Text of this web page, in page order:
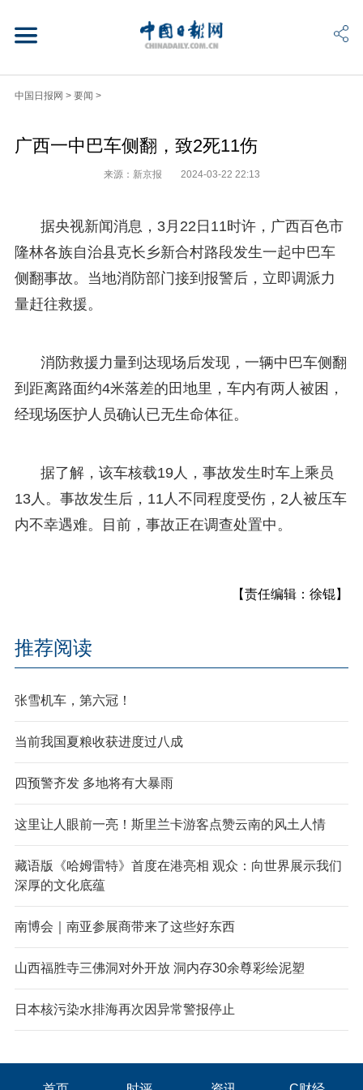
中国日报网 > 要闻 >
广西一中巴车侧翻，致2死11伤
来源：新京报 2024-03-22 22:13
据央视新闻消息，3月22日11时许，广西百色市
隆林各族自治县克长乡新合村路段发生一起中巴车
侧翻事故。当地消防部门接到报警后，立即调派力
量赶往救援。
消防救援力量到达现场后发现，一辆中巴车侧翻
到距离路面约4米落差的田地里，车内有两人被困，
经现场医护人员确认已无生命体征。
据了解，该车核载19人，事故发生时车上乘员
13人。事故发生后，11人不同程度受伤，2人被压车
内不幸遇难。目前，事故正在调查处置中。
【责任编辑：徐锟】
推荐阅读
张雪机车，第六冠！
当前我国夏粮收获进度过八成
四预警齐发 多地将有大暴雨
这里让人眼前一亮！斯里兰卡游客点赞云南的风土人情
藏语版《哈姆雷特》首度在港亮相 观众：向世界展示我们
深厚的文化底蕴
南博会｜南亚参展商带来了这些好东西
山西福胜寺三佛洞对外开放 洞内存30余尊彩绘泥塑
日本核污染水排海再次因异常警报停止